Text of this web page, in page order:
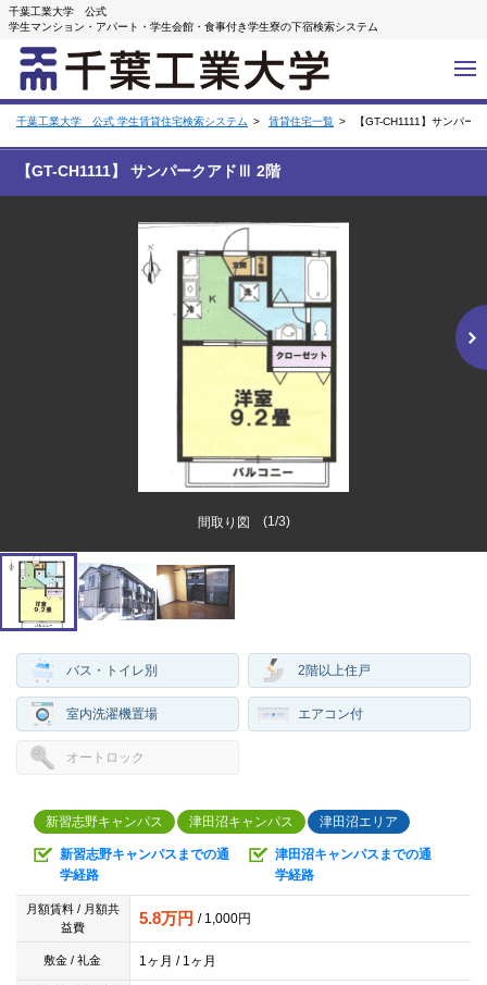
千葉工業大学 公式
学生マンション・アパート・学生会館・食事付き学生寮の下宿検索システム
千葉工業大学 公式 学生賃貸住宅検索システム 賃貸住宅一覧 【GT-CH1111】サンパー
【GT-CH1111】 サンパークアドⅢ 2階
間取り図 (1 /3)
バス・トイレ別 2階以上住戸
室内洗濯機置場 エアコン付
オートロック
新習志野キャンパス 津田沼キャンパス 津田沼エリア
新習志野キャンパスまでの通
学経路
津田沼キャンパスまでの通
学経路
月額賃料 / 月額共
益費
5.8万円 / 1,000円
敷金 / 礼金 1ヶ月 / 1ヶ月